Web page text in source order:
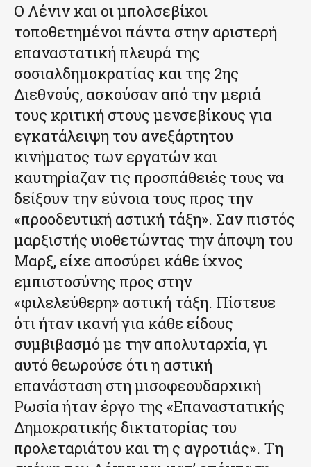
Ο Λένιν και οι μπολσεβίκοι
τοποθετημένοι πάντα στην αριστερή
επαναστατική πλευρά της
σοσιαλδημοκρατίας και της 2ης
Διεθνούς, ασκούσαν από την μεριά
τους κριτική στους μενσεβίκους για
εγκατάλειψη του ανεξάρτητου
κινήματος των εργατών και
καυτηρίαζαν τις προσπάθειές τους να
δείξουν την εύνοια τους προς την
«προοδευτική αστική τάξη». Σαν πιστός
μαρξιστής υιοθετώντας την άποψη του
Μαρξ, είχε αποσύρει κάθε ίχνος
εμπιστοσύνης προς στην
«φιλελεύθερη» αστική τάξη. Πίστευε
ότι ήταν ικανή για κάθε είδους
συμβιβασμό με την απολυταρχία, γι
αυτό θεωρούσε ότι η αστική
επανάσταση στη μισοφεουδαρχική
Ρωσία ήταν έργο της «Επαναστατικής
Δημοκρατικής δικτατορίας του
προλεταριάτου και τη ς αγροτιάς». Τη